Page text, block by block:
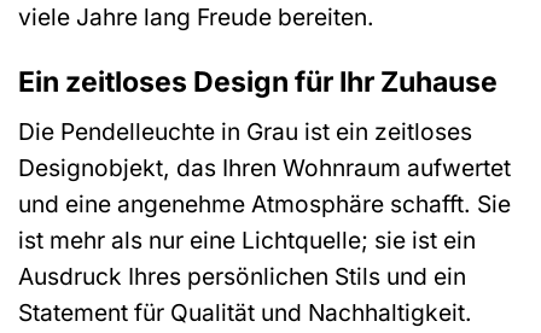
viele Jahre lang Freude bereiten.
Ein zeitloses Design für Ihr Zuhause
Die Pendelleuchte in Grau ist ein zeitloses
Designobjekt, das Ihren Wohnraum aufwertet
und eine angenehme Atmosphäre schafft. Sie
ist mehr als nur eine Lichtquelle; sie ist ein
Ausdruck Ihres persönlichen Stils und ein
Statement für Qualität und Nachhaltigkeit.